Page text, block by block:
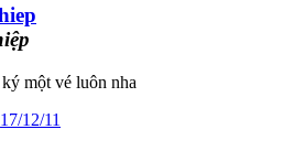
một vé luôn nha
17/12/11